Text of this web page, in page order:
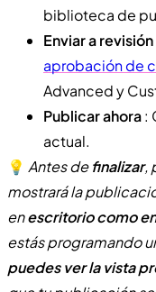
biblioteca de
Enviar a revisión
aprobación de
Advanced y
Publicar ahora:
actual.
💡 Antes definalizar,
mostrará la
enescritorio como
estás programando
puedes ver la vista